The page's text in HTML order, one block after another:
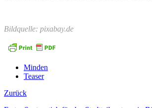
Bildquelle: pixabay.de
Minden
Teaser
Zurück